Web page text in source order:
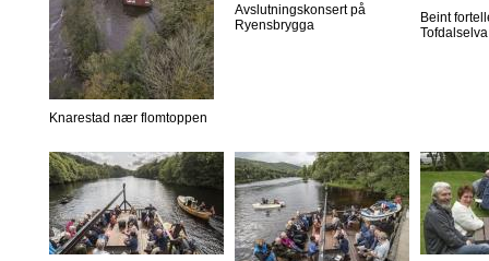
Knarestad nær flomtoppen
Avslutningskonsert på
Ryensbrygga
Beint